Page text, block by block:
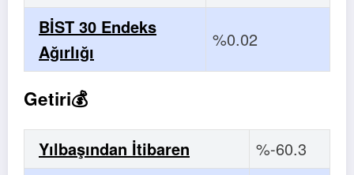
BİST 30 Endeks
Ağırlığı
%0.02
Getiri💰
Yılbaşından İtibaren
%-60.3